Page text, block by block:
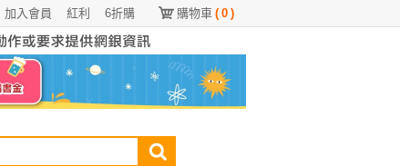
購物車 ( 0 )
6折購
紅利
加入會員